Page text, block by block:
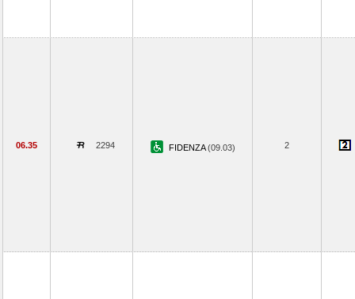
06.35 2294 FIDENZA(09.03) 2